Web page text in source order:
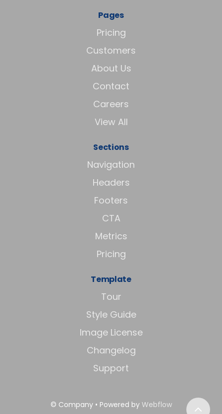
Pages
Pricing
Customers
About Us
Contact
Careers
View All
Sections
Navigation
Headers
Footers
CTA
Metrics
Pricing
Template
Tour
Style Guide
Image License
Changelog
Support
© Company • Powered by Webflow